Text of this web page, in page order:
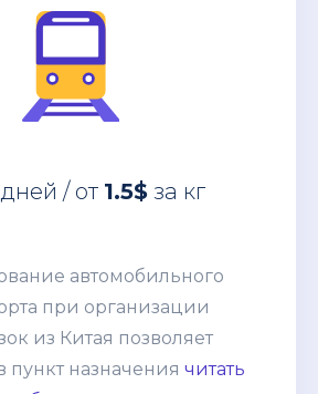
дней / от 1.5$за кг
автомобильного
при организации
из Китая позволяет
пункт назначения читать
дней / от
при организации
грузов, что позволяет